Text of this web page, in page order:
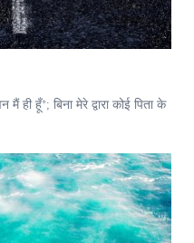
हूँ*; बिना मेरे द्वारा कोई पिता के